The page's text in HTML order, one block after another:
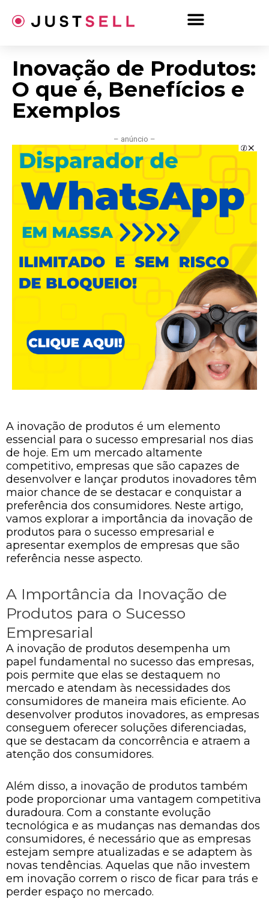
para
Inovação de Produtos:
O que é, Benefícios e
Exemplos
– anúncio –
A inovação de produtos é um elemento
essencial para o sucesso empresarial nos dias
de hoje. Em um mercado altamente
competitivo, empresas que são capazes de
desenvolver e lançar produtos inovadores têm
maior chance de se destacar e conquistar a
preferência dos consumidores. Neste artigo,
vamos explorar a importância da inovação de
produtos para o sucesso empresarial e
apresentar exemplos de empresas que são
referência nesse aspecto.
A Importância da Inovação de
Produtos para o Sucesso
Empresarial
A inovação de produtos desempenha um
papel fundamental no sucesso das empresas,
pois permite que elas se destaquem no
mercado e atendam às necessidades dos
consumidores de maneira mais eficiente. Ao
desenvolver produtos inovadores, as empresas
conseguem oferecer soluções diferenciadas,
que se destacam da concorrência e atraem a
atenção dos consumidores.
Além disso, a inovação de produtos também
pode proporcionar uma vantagem competitiva
duradoura. Com a constante evolução
tecnológica e as mudanças nas demandas dos
consumidores, é necessário que as empresas
estejam sempre atualizadas e se adaptem às
novas tendências. Aquelas que não investem
em inovação correm o risco de ficar para trás e
perder espaço no mercado.